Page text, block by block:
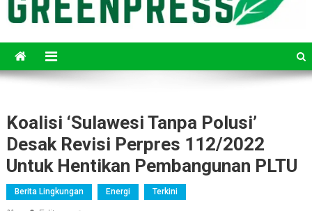
Koalisi ‘Sulawesi Tanpa Polusi’
Desak Revisi Perpres 112/2022
Untuk Hentikan Pembangunan PLTU
Berita Lingkungan Energi Terkini